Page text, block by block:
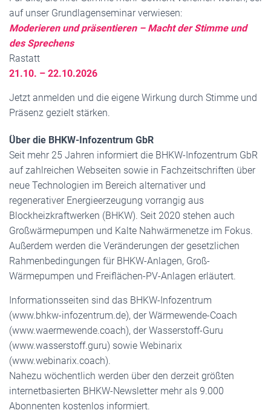
auf unser Grundlagenseminar verwiesen:
Moderieren und präsentieren – Macht der Stimme und
des Sprechens
Rastatt
21.10. – 22.10.2026
Jetzt anmelden und die eigene Wirkung durch Stimme und
Präsenz gezielt stärken.
Über die BHKW-Infozentrum GbR
Seit mehr 25 Jahren informiert die BHKW-Infozentrum GbR
auf zahlreichen Webseiten sowie in Fachzeitschriften über
neue Technologien im Bereich alternativer und
regenerativer Energieerzeugung vorrangig aus
Blockheizkraftwerken (BHKW). Seit 2020 stehen auch
Großwärmepumpen und Kalte Nahwärmenetze im Fokus.
Außerdem werden die Veränderungen der gesetzlichen
Rahmenbedingungen für BHKW-Anlagen, Groß-
Wärmepumpen und Freiflächen-PV-Anlagen erläutert.
Informationsseiten sind das BHKW-Infozentrum
(www.bhkw-infozentrum.de), der Wärmewende-Coach
(www.waermewende.coach), der Wasserstoff-Guru
(www.wasserstoff.guru) sowie Webinarix
(www.webinarix.coach).
Nahezu wöchentlich werden über den derzeit größten
internetbasierten BHKW-Newsletter mehr als 9.000
Abonnenten kostenlos informiert.